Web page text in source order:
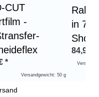
CUT
-
*
Versandgewicht: 50 g
in 75
84,96